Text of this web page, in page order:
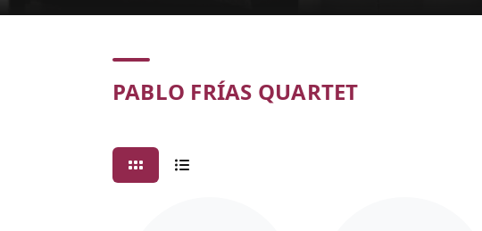
Concert
PABLO FRÍAS QUARTET